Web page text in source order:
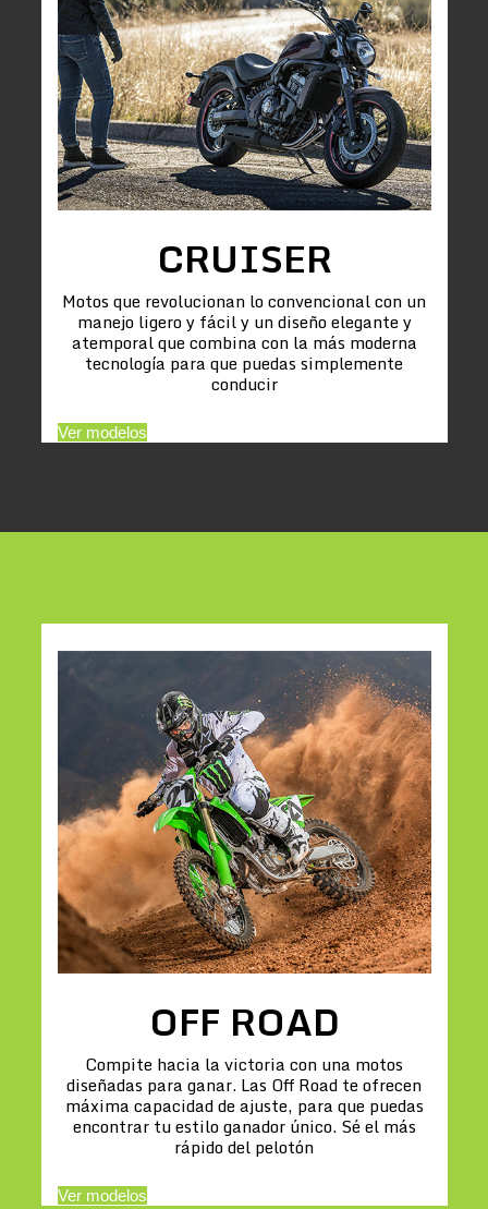
CRUISER
Motos que revolucionan lo convencional con un
manejo ligero y fácil y un diseño elegante y
atemporal que combina con la más moderna
tecnología para que puedas simplemente
conducir
Ver modelos
OFF ROAD
Compite hacia la victoria con una motos
diseñadas para ganar. Las Off Road te ofrecen
máxima capacidad de ajuste, para que puedas
encontrar tu estilo ganador único. Sé el más
rápido del pelotón
Ver modelos